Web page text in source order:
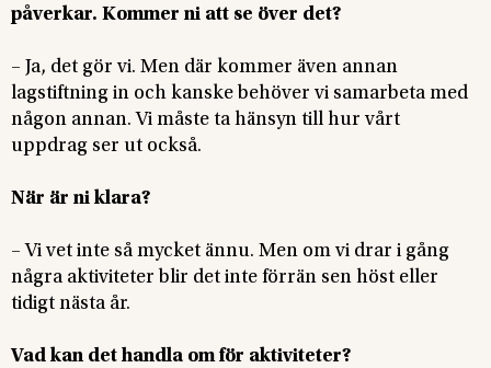
påverkar. Kommer ni att se över det?
– Ja, det gör vi. Men där kommer även annan
lagstiftning in och kanske behöver vi samarbeta med
någon annan. Vi måste ta hänsyn till hur vårt
uppdrag ser ut också.
När är ni klara?
– Vi vet inte så mycket ännu. Men om vi drar i gång
några aktiviteter blir det inte förrän sen höst eller
tidigt nästa år.
Vad kan det handla om för aktiviteter?